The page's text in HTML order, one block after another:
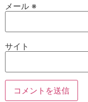
メール ※
サイト